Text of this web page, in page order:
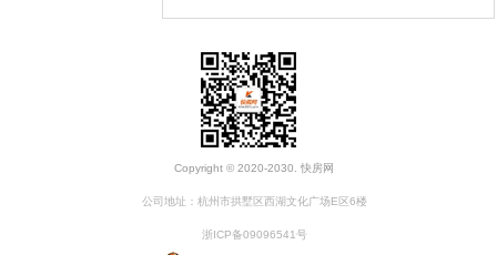
Copyright © 2020-2030. 快房网
公司地址：杭州市拱墅区西湖文化广场E区6楼
浙ICP备09096541号